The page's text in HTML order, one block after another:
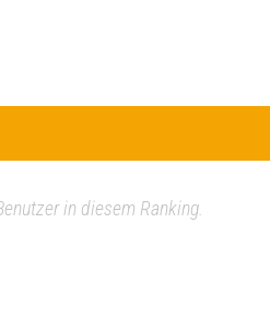
in diesem Ranking.